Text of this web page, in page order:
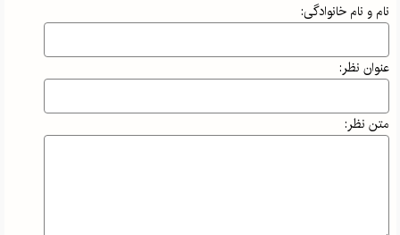
نام و نام خانوادگی:
عنوان نظر:
متن نظر: